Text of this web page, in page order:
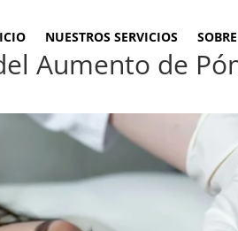
NUESTROS SERVICIOS
Aumento de